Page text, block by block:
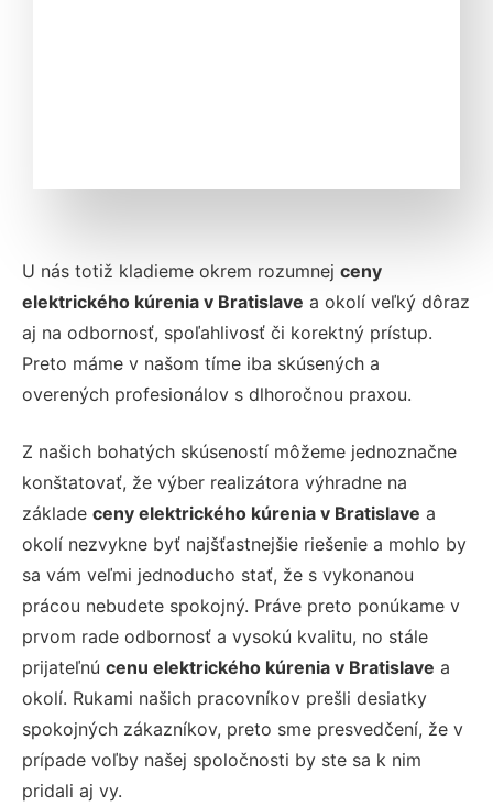
U nás totiž kladieme okrem rozumnej ceny
elektrického kúrenia v Bratislave a okolí veľký dôraz
aj na odbornosť, spoľahlivosť či korektný prístup.
Preto máme v našom tíme iba skúsených a
overených profesionálov s dlhoročnou praxou.
Z našich bohatých skúseností môžeme jednoznačne
konštatovať, že výber realizátora výhradne na
základe ceny elektrického kúrenia v Bratislave a
okolí nezvykne byť najšťastnejšie riešenie a mohlo by
sa vám veľmi jednoducho stať, že s vykonanou
prácou nebudete spokojný. Práve preto ponúkame v
prvom rade odbornosť a vysokú kvalitu, no stále
prijateľnú cenu elektrického kúrenia v Bratislave a
okolí. Rukami našich pracovníkov prešli desiatky
spokojných zákazníkov, preto sme presvedčení, že v
prípade voľby našej spoločnosti by ste sa k nim
pridali aj vy.